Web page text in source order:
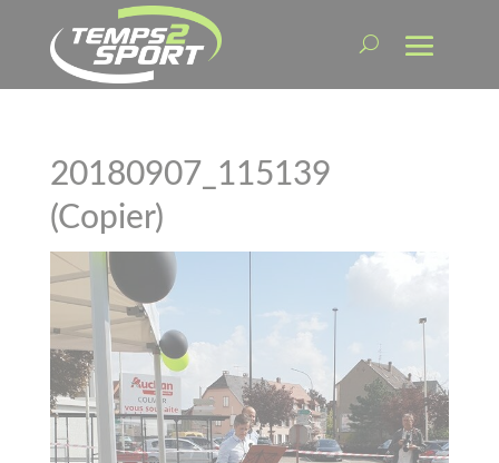
20180907_115139
(Copier)